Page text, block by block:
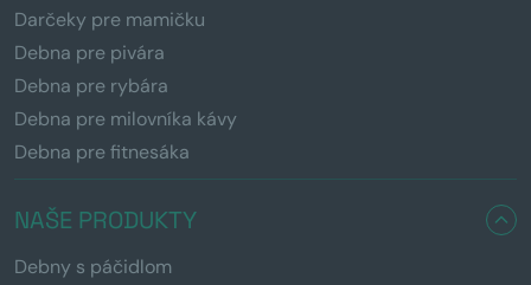
Darčeky pre mamičku
Debna pre pivára
Debna pre rybára
Debna pre milovníka kávy
Debna pre fitnesáka
NAŠE PRODUKTY
Debny s páčidlom